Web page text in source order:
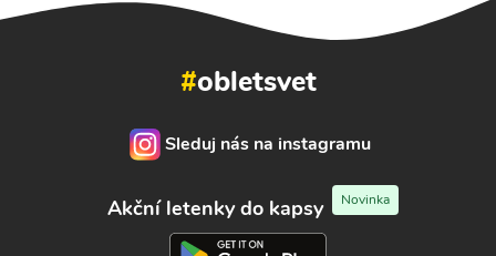
#obletsvet
Sleduj nás na instagramu
Akční letenky do kapsy Novinka